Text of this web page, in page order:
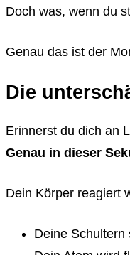
Doch was, wenn du
Genau das ist der
Die
Erinnerst du dich an
Genau in dieser
Dein Körper reagiert
Deine Schultern